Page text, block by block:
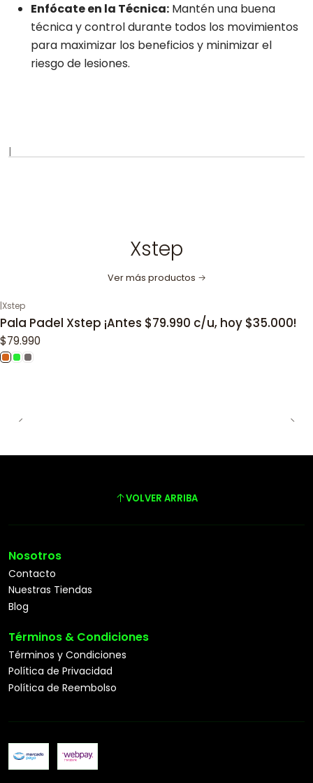
Enfócate en la Técnica: Mantén una buena
técnica y control durante todos los movimientos
para maximizar los beneficios y minimizar el
riesgo de lesiones.
|
Xstep
Ver más productos
|Xstep
Pala Padel Xstep ¡Antes $79.990 c/u, hoy $35.000!
$79.990
VOLVER ARRIBA
Nosotros
Contacto
Nuestras Tiendas
Blog
Términos & Condiciones
Términos y Condiciones
Política de Privacidad
Política de Reembolso